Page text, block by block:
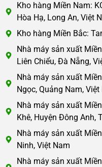
Kho hàng Miền Nam:
Hòa Hạ, Long An, Việt
Kho hàng Miền Bắc:
Nhà máy sản xuất
Liên Chiểu, Đà Nẵng,
Nhà máy sản xuất
Ngọc, Quảng Nam, Việt
Nhà máy sản xuất
Khê, Huyện Đông Anh,
Nhà máy sản xuất
Ninh, Việt Nam
Nhà máy sản xuất